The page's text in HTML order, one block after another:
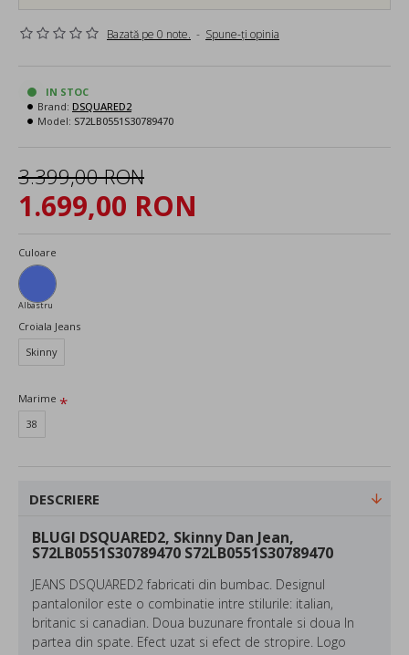
Bazată pe 0 note. - Spune-ţi opinia
1.699,00 RON
3.399,00 RON
IN STOC
Brand: DSQUARED2
Model: S72LB0551S30789470
Culoare
Albastru
Croiala Jeans
Skinny
Marime
38
DESCRIERE
BLUGI DSQUARED2, Skinny Dan Jean,
S72LB0551S30789470 S72LB0551S30789470
JEANS DSQUARED2 fabricati din bumbac. Designul
pantalonilor este o combinatie intre stilurile: italian,
britanic si canadian. Doua buzunare frontale si doua In
partea din spate. Efect uzat si efect de stropire. Logo